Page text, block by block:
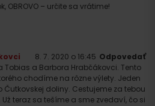
OBROVO – určite sa vrátime!
8. 7. 2020 o 16:45
Tobias a Barbora Hrabčákovci. Tento
chodíme na rôzne výlety. Jeden
Čutkovskej doliny. Cestujeme za tebou
teraz sa tešíme a sme zvedaví, čo si
Odpovedať